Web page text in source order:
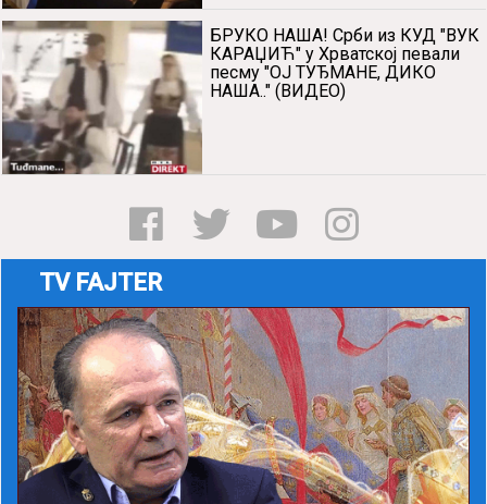
БРУКО НАША! Срби из КУД "ВУК
КАРАЏИЋ" у Хрватској певали
песму "ОЈ ТУЂМАНЕ, ДИКО
НАША.." (ВИДЕО)
TV FAJTER